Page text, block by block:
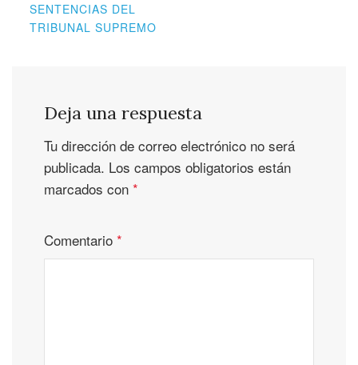
SENTENCIAS DEL
TRIBUNAL SUPREMO
Deja una respuesta
Tu dirección de correo electrónico no será
publicada. Los campos obligatorios están
marcados con *
Comentario *